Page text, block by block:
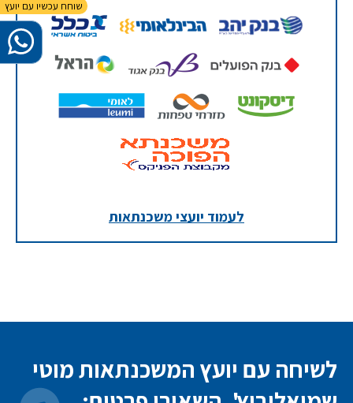
לעמוד יועצי משכנתאות
לשיחה עם יועץ המשכנתאות מוטי